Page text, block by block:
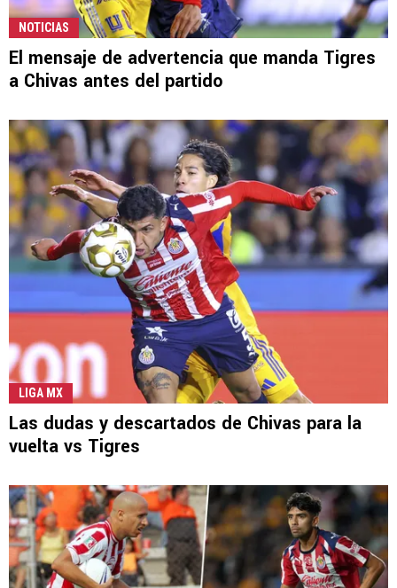
NOTICIAS
El mensaje de advertencia que manda Tigres
a Chivas antes del partido
LIGA MX
Las dudas y descartados de Chivas para la
vuelta vs Tigres